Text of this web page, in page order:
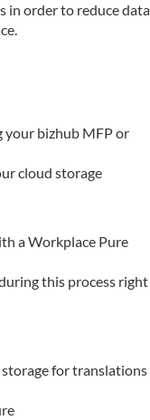
in order to reduce data
your bizhub MFP or
cloud storage
a Workplace Pure
this process right
for translations